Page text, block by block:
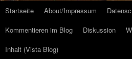
Startseite About/Impressum
Kommentieren im Blog
Diskussion
Inhalt (Vista Blog)